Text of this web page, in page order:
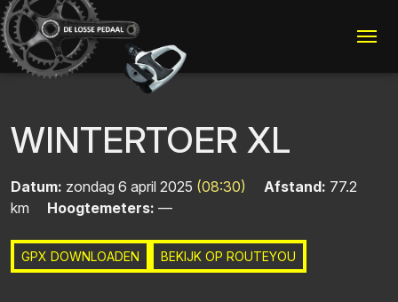
WINTERTOER XL
Datum: zondag 6 april 2025 (08:30) Afstand: 77.2
km
Hoogtemeters: —
GPX DOWNLOADEN BEKIJK OP ROUTEYOU